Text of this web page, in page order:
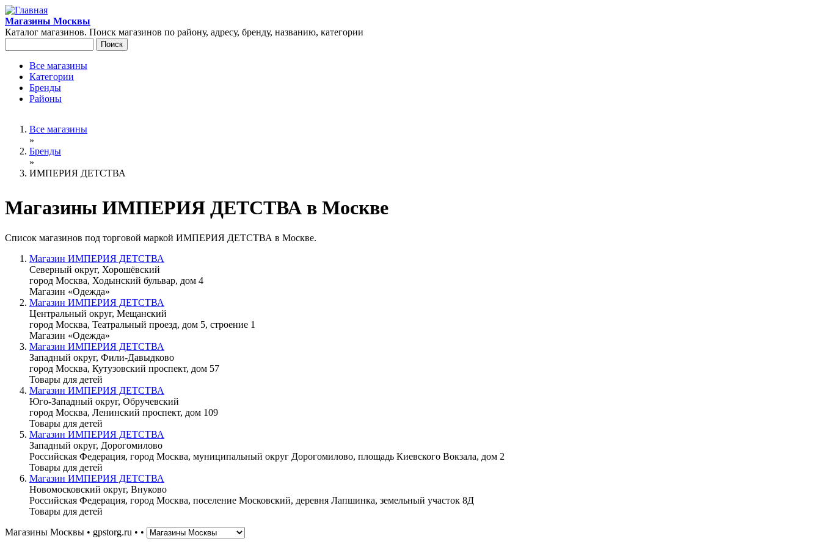
Перейти к основному содержанию
Магазины Москвы
Каталог магазинов. Поиск магазинов по району, адресу, бренду, названию, категории
Главное меню
Все магазины
Категории
Бренды
Районы
Вы здесьВсе магазины
»
Бренды
»
ИМПЕРИЯ ДЕТСТВА
Магазины ИМПЕРИЯ ДЕТСТВА в Москве
Список магазинов под торговой маркой ИМПЕРИЯ ДЕТСТВА в Москве.
Магазин ИМПЕРИЯ ДЕТСТВА
Северный округ, Хорошёвский
город Москва, Ходынский бульвар, дом 4
Магазин «Одежда»
Магазин ИМПЕРИЯ ДЕТСТВА
Центральный округ, Мещанский
город Москва, Театральный проезд, дом 5, строение 1
Магазин «Одежда»
Магазин ИМПЕРИЯ ДЕТСТВА
Западный округ, Фили-Давыдково
город Москва, Кутузовский проспект, дом 57
Товары для детей
Магазин ИМПЕРИЯ ДЕТСТВА
Юго-Западный округ, Обручевский
город Москва, Ленинский проспект, дом 109
Товары для детей
Магазин ИМПЕРИЯ ДЕТСТВА
Западный округ, Дорогомилово
Российская Федерация, город Москва, муниципальный округ Дорогомилово, площадь Киевского Вокзала, дом 2
Товары для детей
Магазин ИМПЕРИЯ ДЕТСТВА
Новомосковский округ, Внуково
Российская Федерация, город Москва, поселение Московский, деревня Лапшинка, земельный участок 8Д
Товары для детей
Магазины Москвы • gpstorg.ru • •